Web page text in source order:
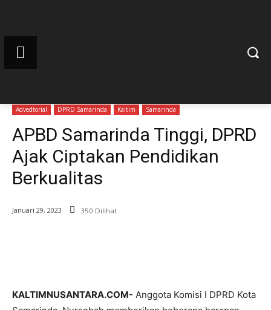
Advedtorial DPRD Samarinda Kaltim Samarinda
APBD Samarinda Tinggi, DPRD
Ajak Ciptakan Pendidikan
Berkualitas
Januari 29, 2023 350 Dilihat
KALTIMNUSANTARA.COM- Anggota Komisi I DPRD Kota